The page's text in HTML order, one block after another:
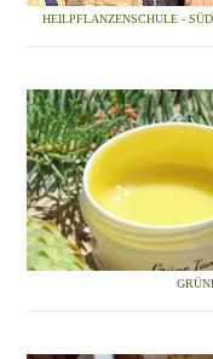
HEILPFLANZENSCHULE -